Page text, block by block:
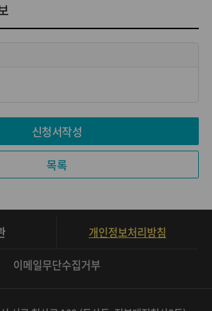
신청서작성
목록
개인정보처리방침
이메일무단수집거부